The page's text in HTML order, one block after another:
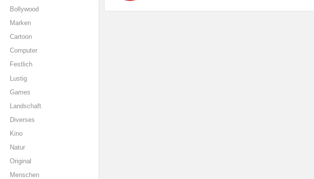
Bollywood
Marken
Cartoon
Computer
Festlich
Lustig
Games
Landschaft
Diverses
Kino
Natur
Original
Menschen